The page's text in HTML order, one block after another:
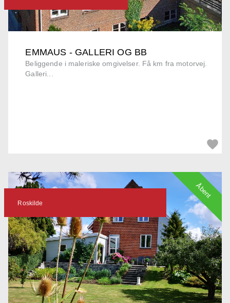
EMMAUS - GALLERI OG BB
Beliggende i maleriske omgivelser. Få km fra motorvej.
Galleri...
Roskilde
Åbent